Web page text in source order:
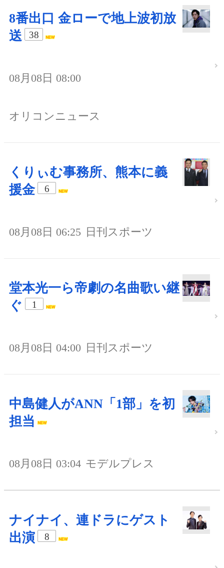
8番出口 金ローで地上波初放
送
38
08月08日 08:00
オリコンニュース
くりぃむ事務所、熊本に義
援金
6
08月08日 06:25 日刊スポーツ
堂本光一ら帝劇の名曲歌い継
ぐ
1
08月08日 04:00 日刊スポーツ
中島健人がANN「1部」を初
担当
08月08日 03:04 モデルプレス
ナイナイ、連ドラにゲスト
出演
8